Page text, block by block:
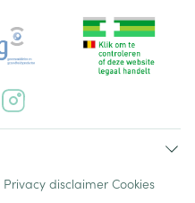
Privacy disclaimer Cookies